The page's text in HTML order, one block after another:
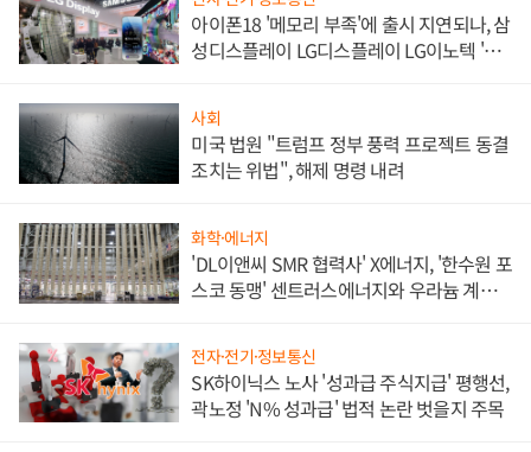
아이폰18 '메모리 부족'에 출시 지연되나, 삼
성디스플레이 LG디스플레이 LG이노텍 '탈
사회
미국 법원 "트럼프 정부 풍력 프로젝트 동결
조치는 위법", 해제 명령 내려
화학·에너지
'DL이앤씨 SMR 협력사' X에너지, '한수원 포
스코 동맹' 센트러스에너지와 우라늄 계약
전자·전기·정보통신
SK하이닉스 노사 '성과급 주식지급' 평행선,
곽노정 'N% 성과급' 법적 논란 벗을지 주목